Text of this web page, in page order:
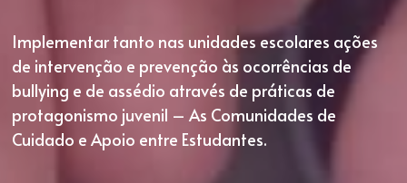
Implementar tanto nas unidades escolares ações
de intervenção e prevenção às ocorrências de
bullying e de assédio através de práticas de
protagonismo juvenil – As Comunidades de
Cuidado e Apoio entre Estudantes.